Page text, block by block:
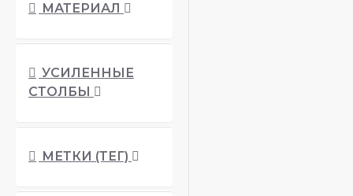
Рыжо-коричневый
МАТЕРИАЛ
УСИЛЕННЫЕ
СТОЛБЫ
МЕТКИ (ТЕГ)